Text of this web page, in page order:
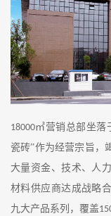
18000㎡营销总部坐落
瓷砖”作为经营宗旨，
大量资金、技术、人
材料供应商达成战略
九大产品系列，覆盖